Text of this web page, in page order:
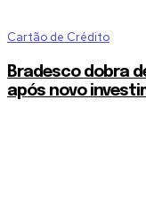
Cartão de Crédito
Bradesco dobra
após novo